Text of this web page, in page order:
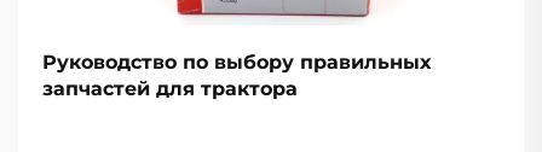
Руководство по выбору правильных
запчастей для трактора